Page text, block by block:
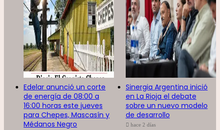
Edelar anunció un corte
de energía de 08:00 a
16:00 horas este jueves
para Chepes, Mascasín y
Médanos Negro
Sinergia Argentina inició
en La Rioja el debate
sobre un nuevo modelo
de desarrollo
hace 2 días